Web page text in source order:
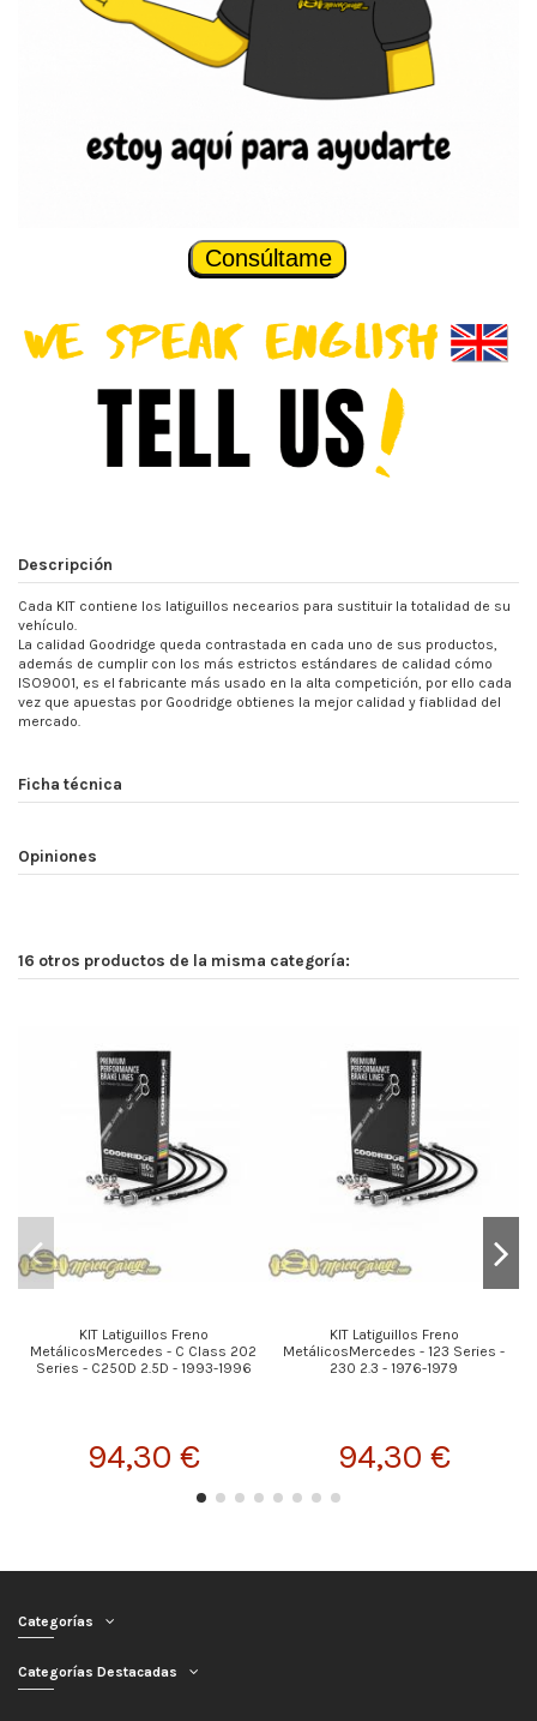
Consúltame
Descripción
Cada KIT contiene los latiguillos necearios para sustituir la totalidad de su
vehículo.
La calidad Goodridge queda contrastada en cada uno de sus productos,
además de cumplir con los más estrictos estándares de calidad cómo
ISO9001, es el fabricante más usado en la alta competición, por ello cada
vez que apuestas por Goodridge obtienes la mejor calidad y fiablidad del
mercado.
Ficha técnica
Opiniones
16 otros productos de la misma categoría:
KIT Latiguillos Freno
MetálicosMercedes - C Class 202
Series - C250D 2.5D - 1993-1996
94,30 €
KIT Latiguillos Freno
MetálicosMercedes - 123 Series -
230 2.3 - 1976-1979
94,30 €
Categorías
Categorías Destacadas